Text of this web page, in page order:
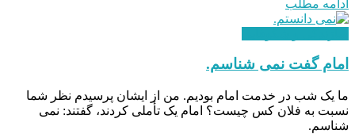
ادامه مطلب
امام گفت نمی شناسم.
ما یک شب در خدمت امام بودیم. من از ایشان پرسیدم نظر شما
نسبت به فلان کس چیست؟ امام یک تأملی کردند، گفتند: نمی
شناسم.